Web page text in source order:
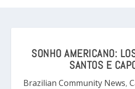
SONHO AMERICANO:
SANTOS E
Brazilian Community News,